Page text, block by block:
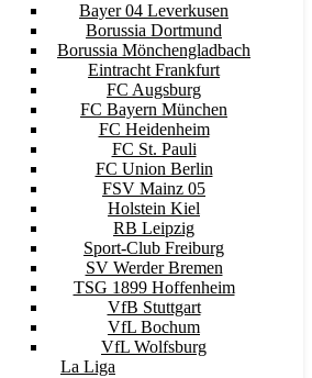
Bayer 04 Leverkusen
Borussia Dortmund
Borussia Mönchengladbach
Eintracht Frankfurt
FC Augsburg
FC Bayern München
FC Heidenheim
FC St. Pauli
FC Union Berlin
FSV Mainz 05
Holstein Kiel
RB Leipzig
Sport-Club Freiburg
SV Werder Bremen
TSG 1899 Hoffenheim
VfB Stuttgart
VfL Bochum
VfL Wolfsburg
La Liga